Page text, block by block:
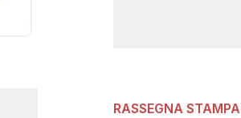
RASSEGNA STAMPA